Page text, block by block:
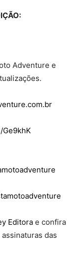
Adventure e
Editorae confira
das